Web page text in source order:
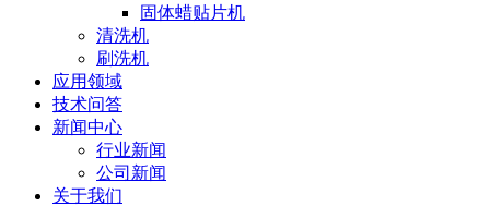
固体蜡贴片机
清洗机
刷洗机
应用领域
技术问答
新闻中心
行业新闻
公司新闻
关于我们